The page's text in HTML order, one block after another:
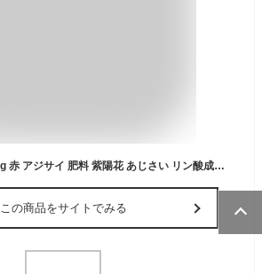
赤アジサイの肥料 500g 赤 アジサイ 肥料 紫陽花 あじさい リン酸成分 アルカリ性
この商品をサイトでみる